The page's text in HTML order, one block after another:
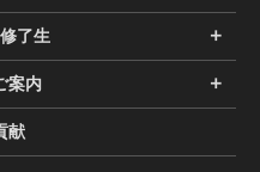
了生
案内
献